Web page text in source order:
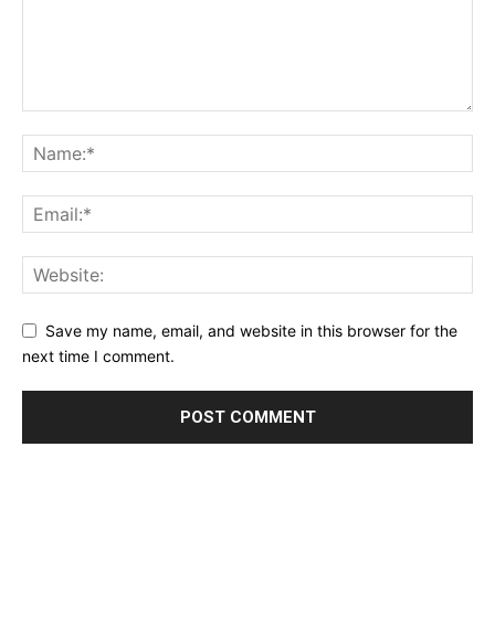
Save my name, email, and website in this browser for the
next time I comment.